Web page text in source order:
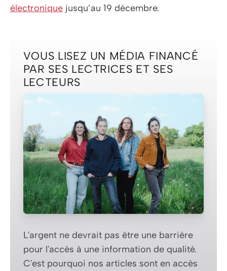
électroniquejusqu’au 19 décembre.
VOUS LISEZ UN MÉDIA FINANCÉ
PAR SES LECTRICES ET SES
LECTEURS
L'argent ne devrait pas être une barrière
pour l'accès à une information de qualité.
C'est pourquoi nos articles sont en accès